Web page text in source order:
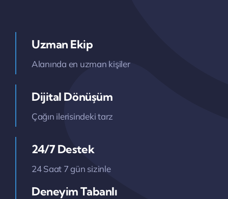
Uzman Ekip
Alanında en uzman kişiler
Dijital Dönüşüm
Çağın ilerisindeki tarz
24/7 Destek
24 Saat 7 gün sizinle
Deneyim Tabanlı